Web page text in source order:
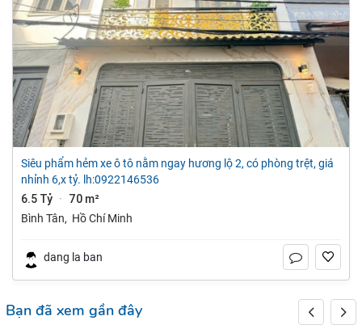
siêu phẩm hẻm xe ô tô nằm ngay hương lộ 2, có phòng trệt, giá
nhỉnh 6,x tỷ. lh:0922146536
6.5 Tỷ · 70 m²
Bình Tân, Hồ Chí Minh
dang la ban
Bạn đã xem gần đây